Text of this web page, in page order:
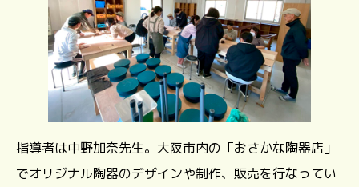
指導者は中野加奈先生。大阪市内の「おさかな陶器店」
でオリジナル陶器のデザインや制作、販売を行なってい